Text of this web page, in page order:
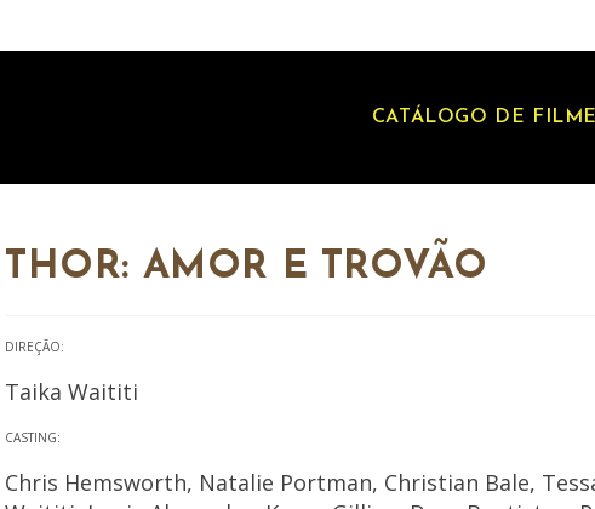
CATÁLOGO DE
THOR: AMOR E TROVÃO
DIREÇÃO:
Taika Waititi
CASTING:
Chris Hemsworth, Natalie Portman, Christian Bale,